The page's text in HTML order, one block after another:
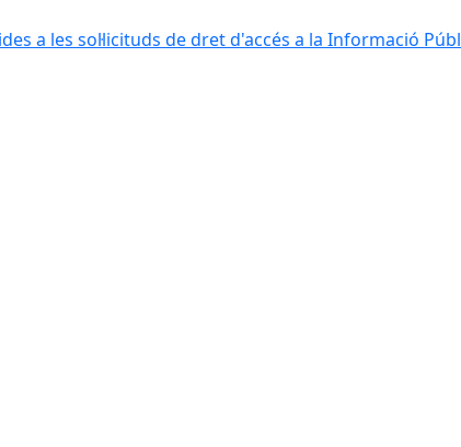
a les sol·licituds de dret d'accés a la Informació